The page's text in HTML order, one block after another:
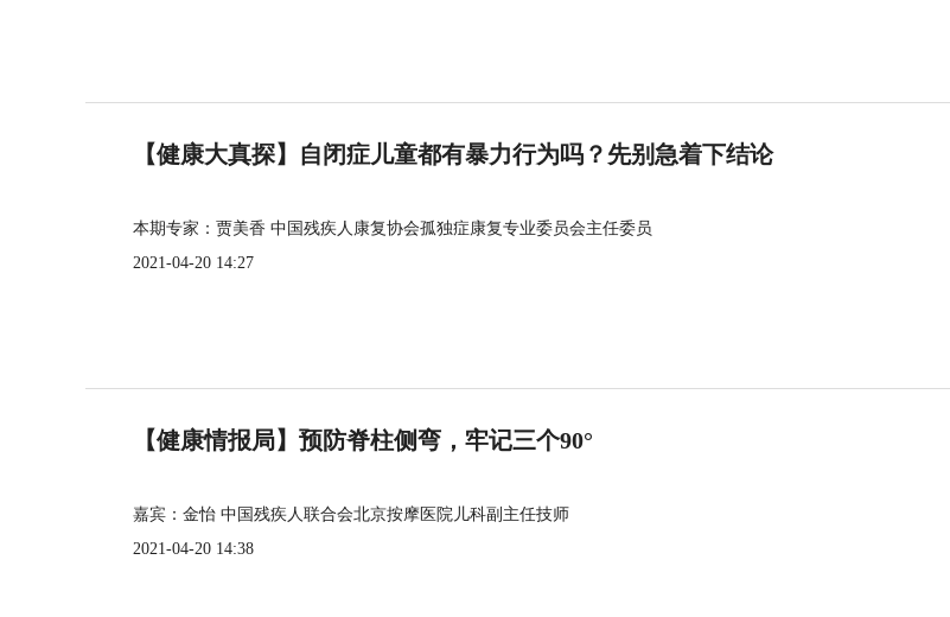
【健康大真探】自闭症儿童都有暴力行为吗？先别急着下结论
本期专家：贾美香 中国残疾人康复协会孤独症康复专业委员会主任委员
2021-04-20 14:27
【健康情报局】预防脊柱侧弯，牢记三个90°
嘉宾：金怡 中国残疾人联合会北京按摩医院儿科副主任技师
2021-04-20 14:38